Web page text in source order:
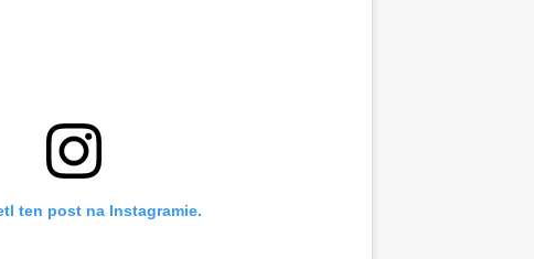
ten post na Instagramie.